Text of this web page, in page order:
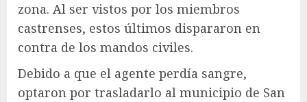
zona. Al ser vistos por los miembros
castrenses, estos últimos dispararon en
contra de los mandos civiles.
Debido a que el agente perdía sangre,
optaron por trasladarlo al municipio de San